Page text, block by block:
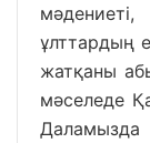
ұлттардың
жатқаны
мәселеде